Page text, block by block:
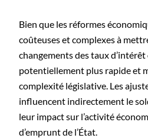
Bien que les réformes
coûteuses et complexes à
changements des taux
potentiellement plus rapide et
complexité législative. Les
influencent indirectement le
leur impact sur l’activité
d’emprunt de l’État.